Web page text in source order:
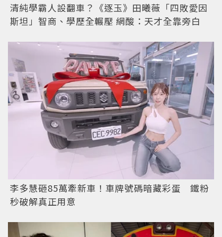
清純學霸人設翻車？《逐玉》田曦薇「四敗愛因
斯坦」智商、學歷全輾壓 網酸：天才全靠旁白
李多慧砸85萬牽新車！車牌號碼暗藏彩蛋 鐵粉
秒破解真正用意